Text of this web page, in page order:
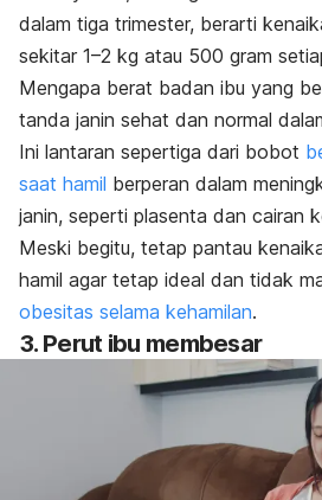
dalam tiga trimester, berarti
sekitar 1–2 kg atau 500 gram
Mengapa berat badan ibu yang
tanda janin sehat dan normal
Ini lantaran sepertiga dari bobot
saat hamil berperan dalam
janin, seperti plasenta dan cairan
Meski begitu, tetap pantau
hamil agar tetap ideal dan tidak
obesitas selama kehamilan.
3. Perut ibu membesar